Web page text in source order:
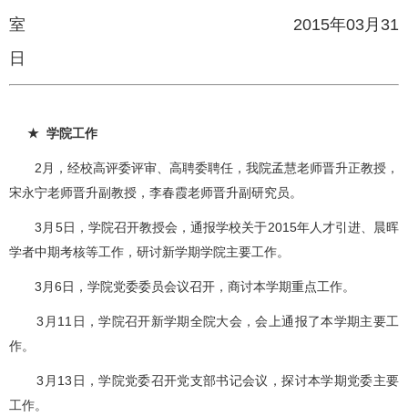
室 2015年03月31
日
★ 学院工作
2月，经校高评委评审、高聘委聘任，我院孟慧老师晋升正教授，
宋永宁老师晋升副教授，李春霞老师晋升副研究员。
3月5日，学院召开教授会，通报学校关于2015年人才引进、晨晖
学者中期考核等工作，研讨新学期学院主要工作。
3月6日，学院党委委员会议召开，商讨本学期重点工作。
3月11日，学院召开新学期全院大会，会上通报了本学期主要工
作。
3月13日，学院党委召开党支部书记会议，探讨本学期党委主要
工作。